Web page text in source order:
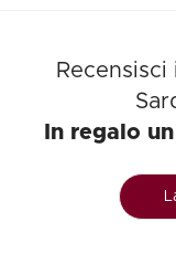
In regalo